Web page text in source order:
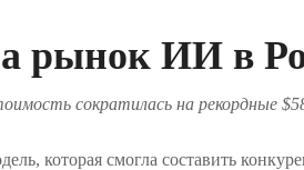
рынок ИИ в
сократилась на рекордные
которая смогла составить